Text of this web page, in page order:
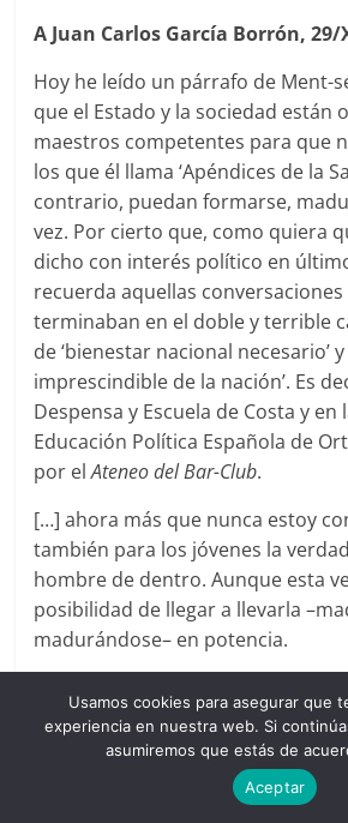
A Juan Carlos García Borrón, 29/
Hoy he leído un párrafo de Ment-
que el Estado y la sociedad están
maestros competentes para que
los que él llama ‘Apéndices de la
contrario, puedan formarse,
vez. Por cierto que, como quiera
dicho con interés político en
recuerda aquellas
terminaban en el doble y terrible
de ‘bienestar nacional necesario’
imprescindible de la nación’. Es
Despensa y Escuela de Costa y en
Educación Política Española de
por elAteneo del Bar-Club.
[…] ahora más que nunca estoy
también para los jóvenes la
hombre de dentro. Aunque esta
posibilidad de llegar a llevarla
madurándose– en potencia.
Mi alejamiento [de la vida
me ha impedido sin embargo
[Jesús Núñez] y José María
Usamos cookies para asegurar que
experiencia en nuestra web. Si
asumiremos que estás de
Aceptar